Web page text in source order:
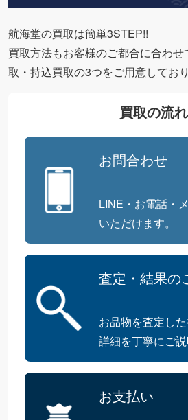
航海堂の買取は簡単3STEP!!
買取方法もお客様のご都合に合わ
取・持込買取の3つをご用意しており
買取の流れ
お問合わせ
LINE・お電話・
いただけます。
査定・結果の
お品物を査定し
詳細を丁寧にご説
お支払い